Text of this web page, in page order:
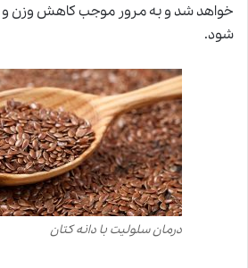
خواهد شد و به مرور موجب کاهش وزن
شود.
درمان سلولیت با دانه کتان